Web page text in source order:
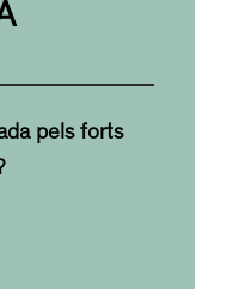
pels forts